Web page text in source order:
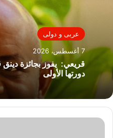
عربى و دولى
7 أغسطس، 2026
قريعي: يفوز بجائزة دينق
دورتها الأولى
رجل